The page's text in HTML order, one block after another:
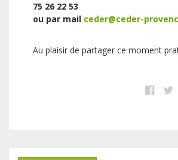
75 26 22 53
ou par mail ceder@ceder-
Au plaisir de partager ce moment